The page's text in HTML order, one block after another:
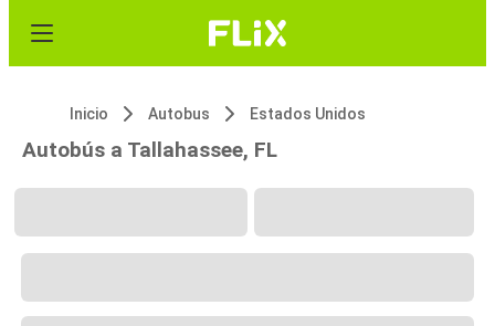
Inicio Autobus Estados Unidos
Autobús a Tallahassee, FL